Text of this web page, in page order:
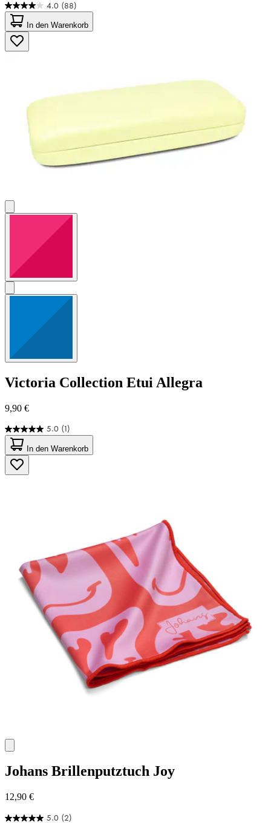
4.0 (88)
4.0
von
5
Sternen.
88
In den Warenkorb
Victoria Collection Etui Allegra
9,90 €
5.0 (1)
5.0
von
5
Sternen.
1
In den Warenkorb
Johans Brillenputztuch Joy
12,90 €
5.0 (2)